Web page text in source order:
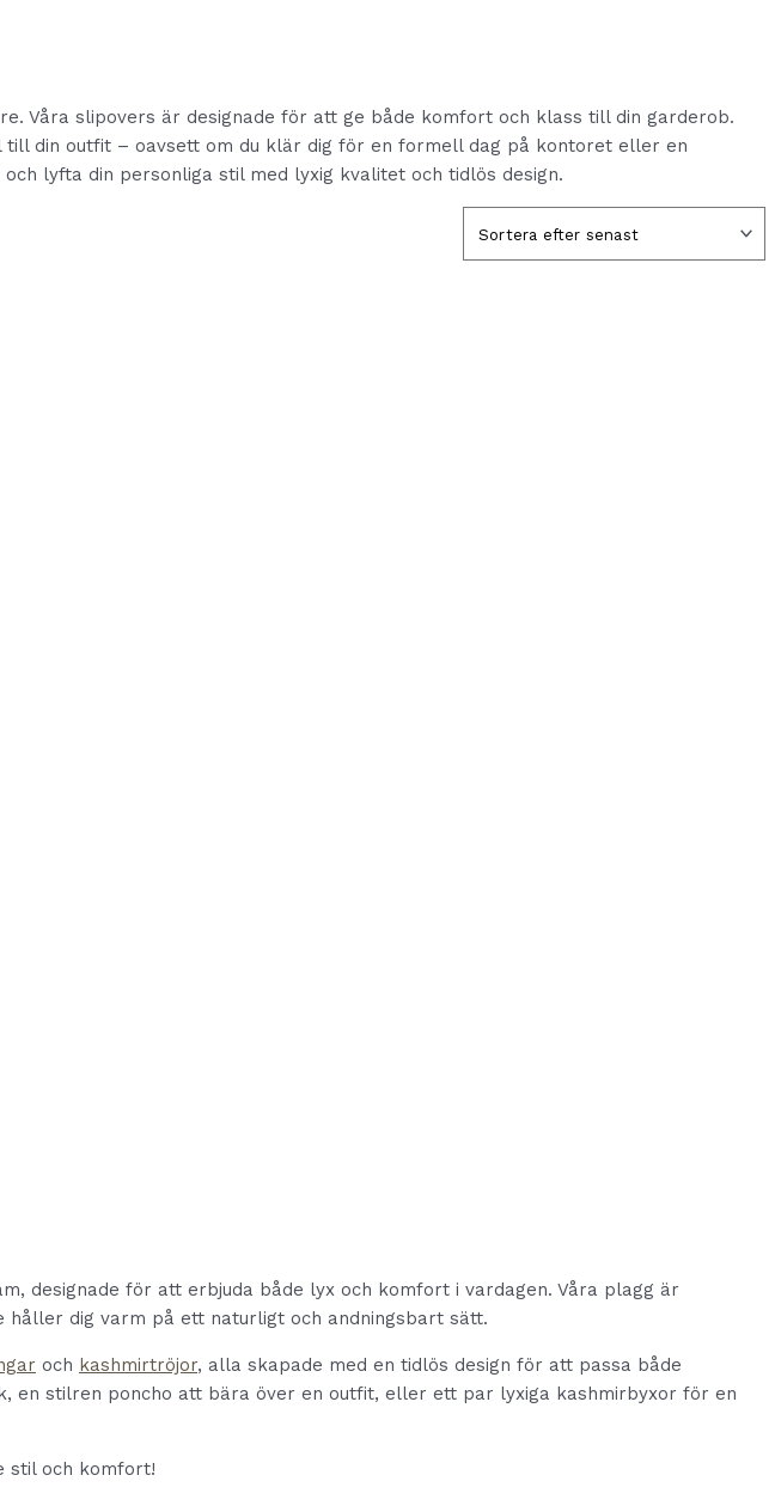
Våra slipovers är designade för att ge både komfort och klass till din garderob.
din outfit – oavsett om du klär dig för en formell dag på kontoret eller en
lyfta din personliga stil med lyxig kvalitet och tidlös design.
designade för att erbjuda både lyx och komfort i vardagen. Våra plagg är
håller dig varm på ett naturligt och andningsbart sätt.
och kashmirtröjor, alla skapade med en tidlös design för att passa både
en stilren poncho att bära över en outfit, eller ett par lyxiga kashmirbyxor för en
stil och komfort!